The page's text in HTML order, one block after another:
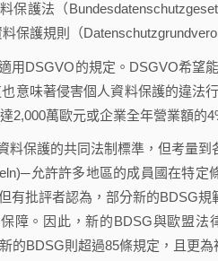
保護法（
保護規則（
DSGVO的規定。DSGVO希望
意味著侵害個人資料保護的違法
2,000萬歐元或企業全年營業額的
保護的共同法制標準，但考量到
允許許多地區的成員國在特
有批評者認為，部分新的BDSG
障。因此，新的BDSG與歐盟
的BDSG則超過85條規定，且更